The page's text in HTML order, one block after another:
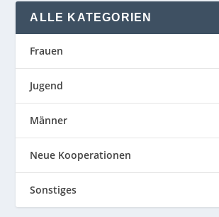
ALLE KATEGORIEN
Frauen
Jugend
Männer
Neue Kooperationen
Sonstiges